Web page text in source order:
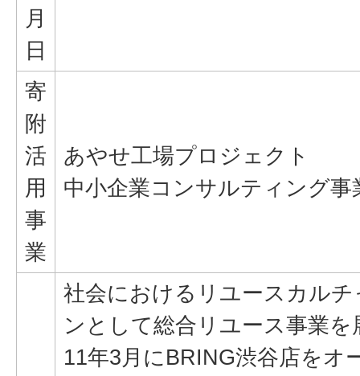
月
日
寄
附
活
用
事
業
あやせ工場プロジェクト
中小企業コンサルティング事
社会におけるリユースカル
ンとして総合リユース事業
11年3月にBRING渋谷店をオ